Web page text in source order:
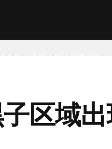
生物 未解之谜 探索发现
区域